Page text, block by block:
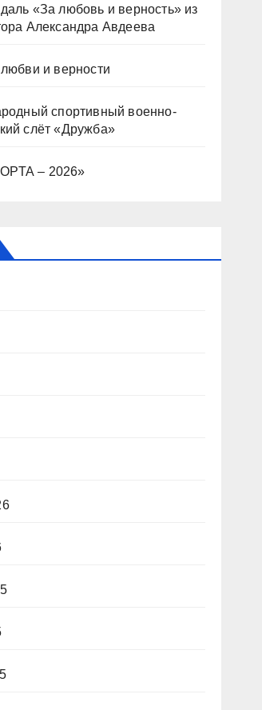
«За любовь и верность» из
Александра Авдеева
и верности
спортивный военно-
слёт «Дружба»
– 2026»